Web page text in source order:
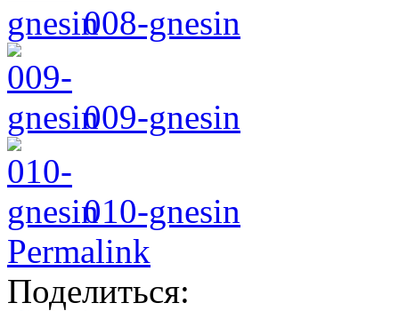
008-gnesin
009-gnesin
010-gnesin
Permalink
Поделиться: